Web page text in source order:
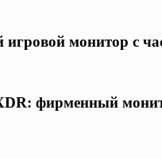
монитор с
фирменный